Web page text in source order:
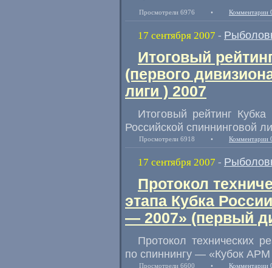
Просмотрели 6976 • Комментарии
17 сентября 2007 -
Итоговый
(первого
лиги ) 2007
Итоговый рейтинг
Российской спиннинговой
Просмотрели 6918 • Комментарии
17 сентября 2007 -
Протокол
этапа Кубка
— 2007» (первый
Протокол технических
по спиннингу — «Кубок
Просмотрели 6600 • Комментарии